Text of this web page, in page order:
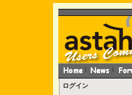
ログイン